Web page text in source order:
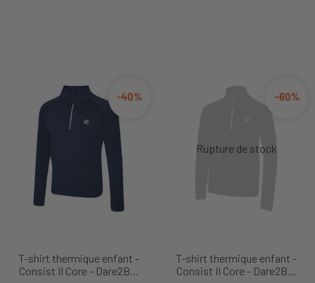
T-shirt thermique enfant -
Consist II Core - Dare2B...
-40%
T-shirt thermique enfant -
Consist II Core - Dare2B...
-60%